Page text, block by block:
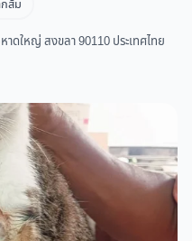
ส้ม
ดใหญ่ สงขลา 90110 ประเทศไทย